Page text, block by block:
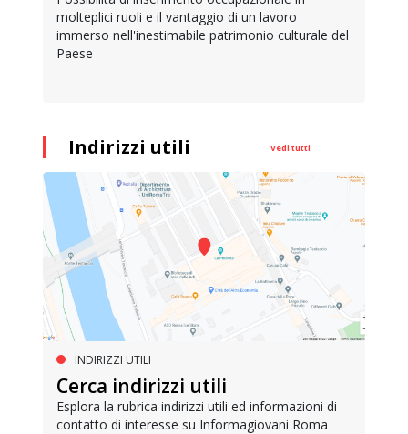
molteplici ruoli e il vantaggio di un lavoro
immerso nell'inestimabile patrimonio culturale del
Paese
Indirizzi utili Vedi tutti
INDIRIZZI UTILI
Cerca indirizzi utili
Esplora la rubrica indirizzi utili ed informazioni di
contatto di interesse su Informagiovani Roma